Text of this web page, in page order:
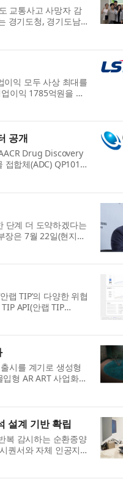
교통사고 사망자 감
경기도청, 경기도남·
이익 모두 사상 최대를
이익 1785억원을 기
공개
Drug Discovery
합체(ADC) QP101
단계 더 도약하겠다는
은 7월 22일(현지시
랩 TIP’의 다양한 위협
API(안랩 TIP
시를 계기로 생성형
형 AR ART 사업화에
설계 기반 확립
복 감시하는 순환종양
퀀서와 자체 인공지